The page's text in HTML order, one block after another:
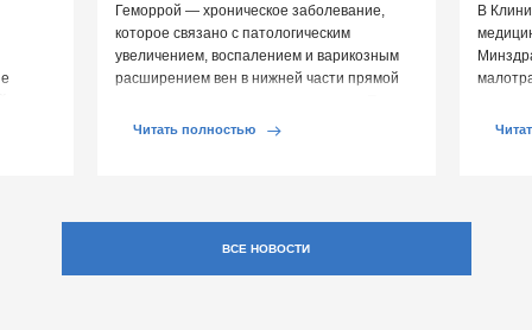
Геморрой — хроническое заболевание,
которое связано с патологическим
увеличением, воспалением и варикозным
расширением вен в нижней части прямой
обострении […]
Читать полностью
В
ВСЕ НОВОСТИ